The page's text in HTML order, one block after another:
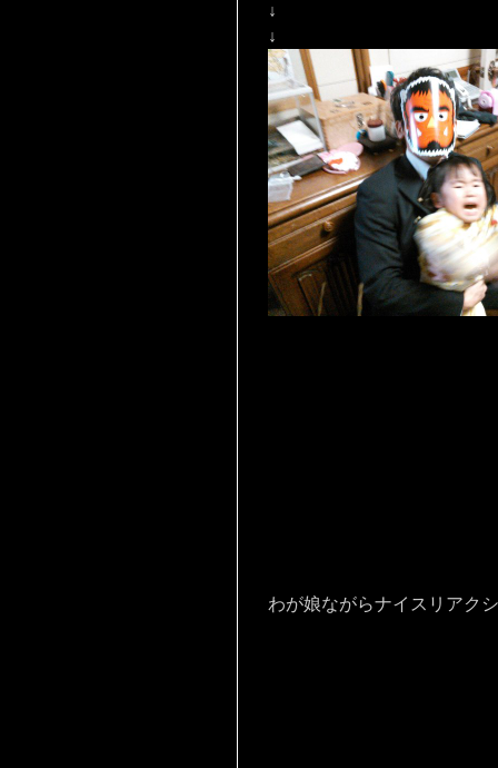
↓
↓
わが娘ながらナイスリアク